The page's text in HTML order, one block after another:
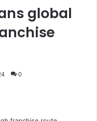
global
0